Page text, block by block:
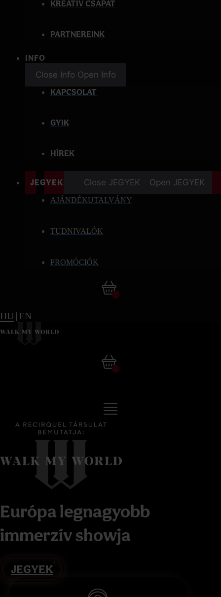
KREATÍV CSAPAT
PARTNEREINK
INFO
Close Info Open Info
KAPCSOLAT
GYIK
HÍREK
JEGYEK Close JEGYEK Open JEGYEK
AJÁNDÉKUTALVÁNY
TUDNIVALÓK
PROMÓCIÓK
HU| EN
Európa legnagyobb
immerzív showja
JEGYEK